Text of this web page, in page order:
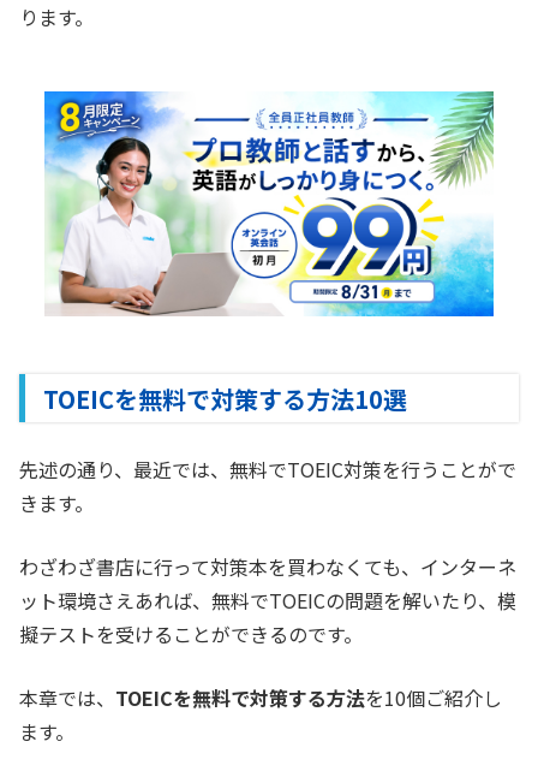
ります。
TOEICを無料で対策する方法10選
先述の通り、最近では、無料でTOEIC対策を行うことがで
きます。
わざわざ書店に行って対策本を買わなくても、インターネ
ット環境さえあれば、無料でTOEICの問題を解いたり、模
擬テストを受けることができるのです。
本章では、 TOEICを無料で対策する方法を10個ご紹介し
ます。